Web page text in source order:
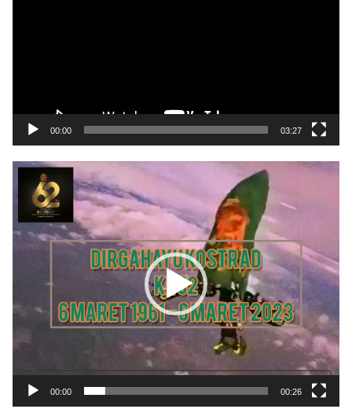
00:00 03:27
Pemutar
Video
00:00 00:26